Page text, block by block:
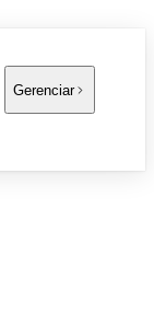
Gerenciar